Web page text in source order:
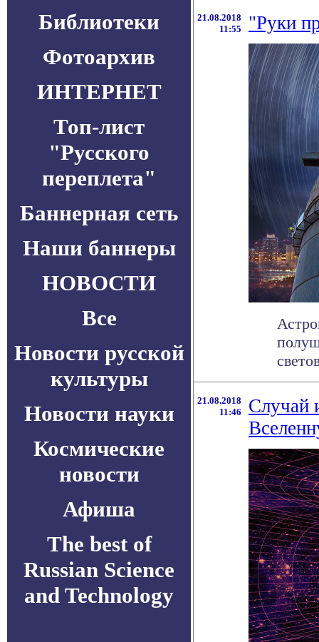
Библиотеки
Фотоархив
ИНТЕРНЕТ
Топ-лист
"Русского
переплета"
Баннерная сеть
Наши баннеры
НОВОСТИ
Все
Новости русской
культуры
Новости науки
Космические
новости
Афиша
The best of
Russian Science
and Technology
21.08.2018
11:55
"Руки
21.08.2018
11:46
Случай